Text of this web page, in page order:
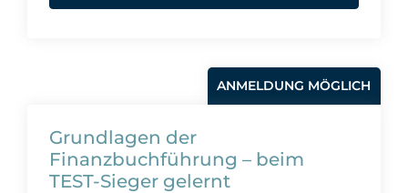
ANMELDUNG MÖGLICH
Grundlagen der
Finanzbuchführung – beim
TEST-Sieger gelernt